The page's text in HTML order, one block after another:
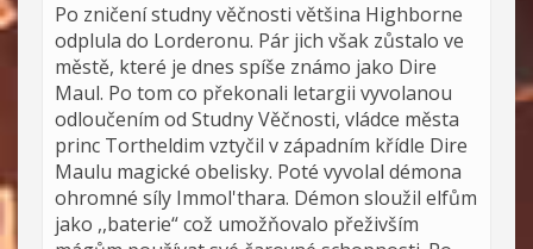
Po zničení studny věčnosti většina Highborne
odplula do Lorderonu. Pár jich však zůstalo ve
městě, které je dnes spíše známo jako Dire
Maul. Po tom co překonali letargii vyvolanou
odloučením od Studny Věčnosti, vládce města
princ Tortheldim vztyčil v západním křídle Dire
Maulu magické obelisky. Poté vyvolal démona
ohromné síly Immol'thara. Démon sloužil elfům
jako ,,baterie“ což umožňovalo přeživším